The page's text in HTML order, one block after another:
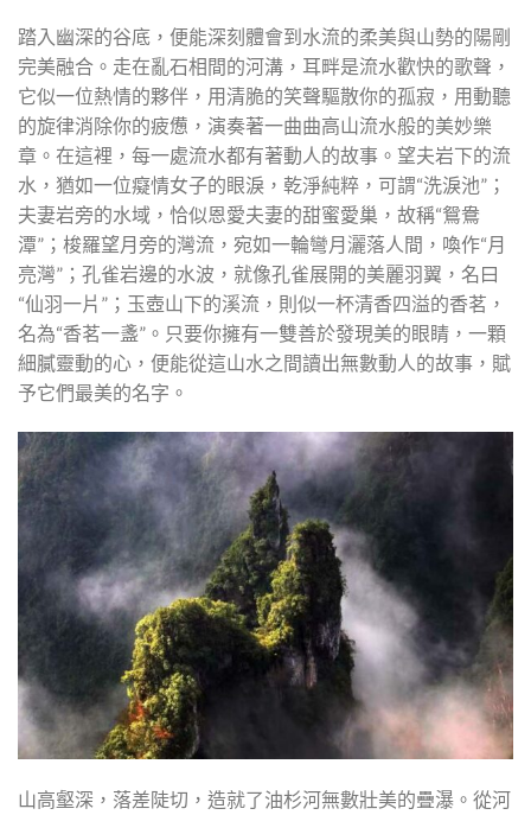
踏入幽深的谷底，便能深刻體會到水流的柔美與山勢的陽剛
完美融合。走在亂石相間的河溝，耳畔是流水歡快的歌聲，
它似一位熱情的夥伴，用清脆的笑聲驅散你的孤寂，用動聽
的旋律消除你的疲憊，演奏著一曲曲高山流水般的美妙樂
章。在這裡，每一處流水都有著動人的故事。望夫岩下的流
水，猶如一位癡情女子的眼淚，乾淨純粹，可謂“洗淚池”；
夫妻岩旁的水域，恰似恩愛夫妻的甜蜜愛巢，故稱“鴛鴦
潭”；梭羅望月旁的灣流，宛如一輪彎月灑落人間，喚作“月
亮灣”；孔雀岩邊的水波，就像孔雀展開的美麗羽翼，名曰
“仙羽一片”；玉壺山下的溪流，則似一杯清香四溢的香茗，
名為“香茗一盞”。只要你擁有一雙善於發現美的眼睛，一顆
細膩靈動的心，便能從這山水之間讀出無數動人的故事，賦
予它們最美的名字。
山高壑深，落差陡切，造就了油杉河無數壯美的疊瀑。從河